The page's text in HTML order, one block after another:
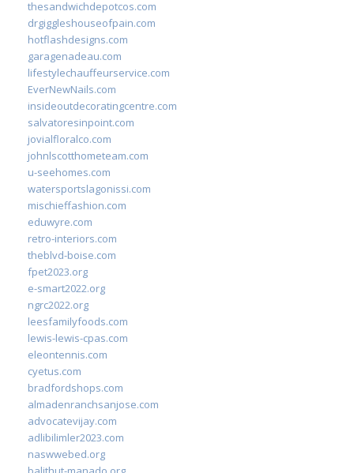
thesandwichdepotcos.com
drgiggleshouseofpain.com
hotflashdesigns.com
garagenadeau.com
lifestylechauffeurservice.com
EverNewNails.com
insideoutdecoratingcentre.com
salvatoresinpoint.com
jovialfloralco.com
johnlscotthometeam.com
u-seehomes.com
watersportslagonissi.com
mischieffashion.com
eduwyre.com
retro-interiors.com
theblvd-boise.com
fpet2023.org
e-smart2022.org
ngrc2022.org
leesfamilyfoods.com
lewis-lewis-cpas.com
eleontennis.com
cyetus.com
bradfordshops.com
almadenranchsanjose.com
advocatevijay.com
adlibilimler2023.com
naswwebed.org